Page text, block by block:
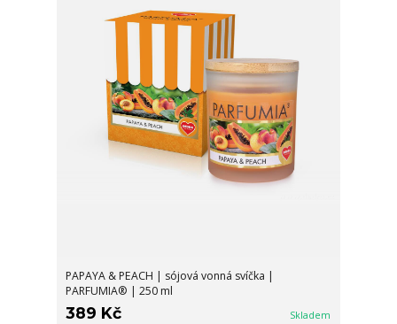
PAPAYA & PEACH | sójová vonná svíčka |
PARFUMIA® | 250 ml
389 Kč Skladem